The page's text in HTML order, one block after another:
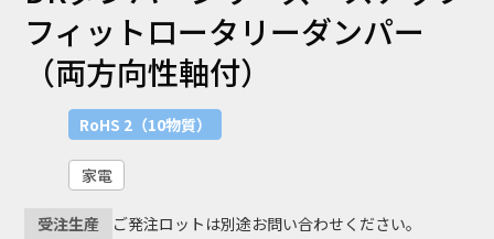
フィットロータリーダンパー
（両方向性軸付）
RoHS 2（10物質）
家電
受注生産 ご発注ロットは別途お問い合わせください。